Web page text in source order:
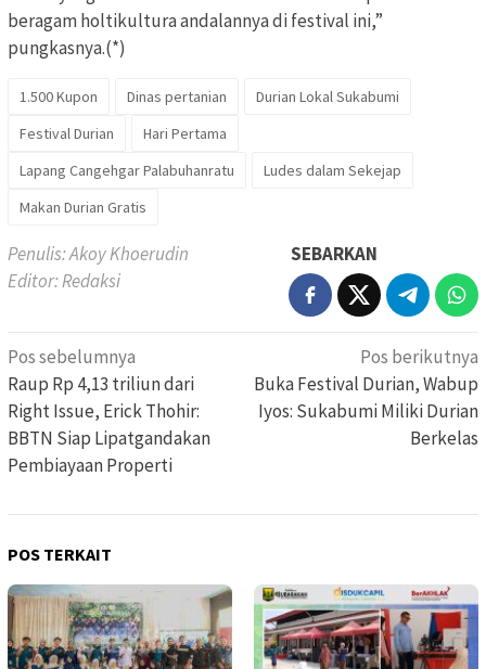
beragam holtikultura andalannya di festival ini,”
pungkasnya.(*)
1.500 Kupon Dinas pertanian
Durian Lokal Sukabumi
Festival Durian
Hari Pertama
Lapang Cangehgar Palabuhanratu
Ludes dalam Sekejap
Makan Durian Gratis
Penulis: Akoy Khoerudin
Editor: Redaksi
SEBARKAN
Navigasi
pos
Pos sebelumnya
Raup Rp 4,13 triliun dari
Right Issue, Erick Thohir:
BBTN Siap Lipatgandakan
Pembiayaan Properti
Pos berikutnya
Buka Festival Durian, Wabup
Iyos: Sukabumi Miliki Durian
Berkelas
POS TERKAIT